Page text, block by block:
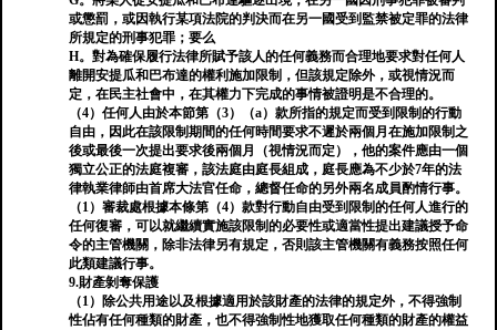
或懲罰，或因執行某項法院的判決而在另一國受到監禁被定罪的法律
所規定的刑事犯罪；要么
H。對為確保履行法律所賦予該人的任何義務而合理地要求對任何人
離開安提瓜和巴布達的權利施加限制，但該規定除外，或視情況而
定，在民主社會中，在其權力下完成的事情被證明是不合理的。
（4）任何人由於本節第（3）（a）款所指的規定而受到限制的行動
自由，因此在該限制期間的任何時間要求不遲於兩個月在施加限制之
後或最後一次提出要求後兩個月（視情況而定），他的案件應由一個
獨立公正的法庭複審，該法庭由庭長組成，庭長應為不少於7年的法
律執業律師由首席大法官任命，總督任命的另外兩名成員酌情行事。
（1）審裁處根據本條第（4）款對行動自由受到限制的任何人進行的
任何復審，可以就繼續實施該限制的必要性或適當性提出建議授予命
令的主管機關，除非法律另有規定，否則該主管機關有義務按照任何
此類建議行事。
9.財產剝奪保護
（1）除公共用途以及根據適用於該財產的法律的規定外，不得強制
性佔有任何種類的財產，也不得強制性地獲取任何種類的財產的權益